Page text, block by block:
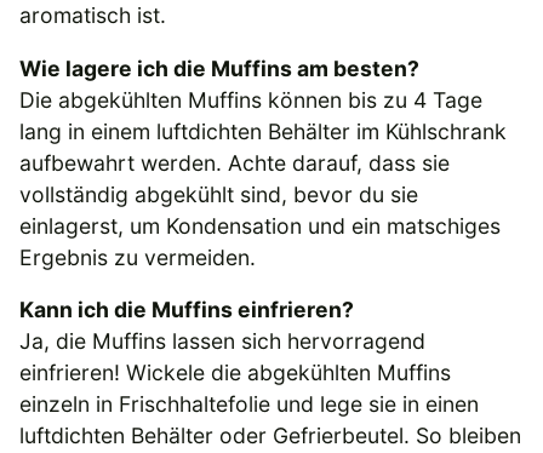
aromatisch ist.
Wie lagere ich die Muffins am besten?
Die abgekühlten Muffins können bis zu 4 Tage
lang in einem luftdichten Behälter im Kühlschrank
aufbewahrt werden. Achte darauf, dass sie
vollständig abgekühlt sind, bevor du sie
einlagerst, um Kondensation und ein matschiges
Ergebnis zu vermeiden.
Kann ich die Muffins einfrieren?
Ja, die Muffins lassen sich hervorragend
einfrieren! Wickele die abgekühlten Muffins
einzeln in Frischhaltefolie und lege sie in einen
luftdichten Behälter oder Gefrierbeutel. So bleiben